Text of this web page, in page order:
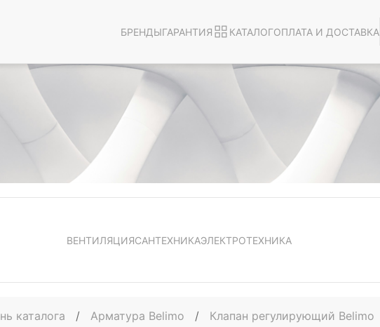
БРЕНДЫГАРАНТИЯ КАТАЛОГОПЛАТА И ДОСТАВКА
ВЕНТИЛЯЦИЯСАНТЕХНИКАЭЛЕКТРОТЕХНИКА
каталога / Арматура Belimo / Клапан регулирующий Belimo